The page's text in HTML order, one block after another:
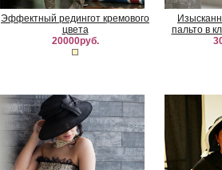
Эффектный редингот кремового
цвета
20000руб.
пальто в